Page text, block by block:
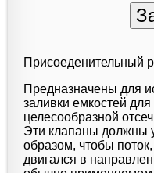
Присоеденительный
Предназначены для
заливки емкостей
целесообразной
Эти клапаны должны
образом, чтобы
двигался в